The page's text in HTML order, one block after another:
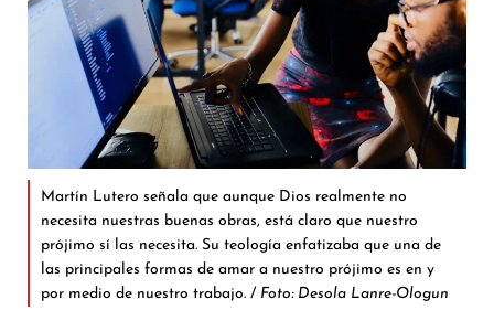
Martín Lutero señala que aunque Dios realmente no
necesita nuestras buenas obras, está claro que nuestro
prójimo sí las necesita. Su teología enfatizaba que una de
las principales formas de amar a nuestro prójimo es en y
por medio de nuestro trabajo. / Foto: Desola Lanre-Ologun